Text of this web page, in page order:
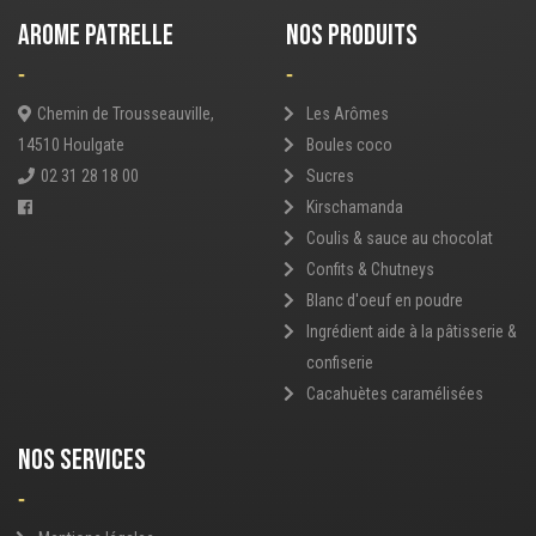
AROME PATRELLE
-
Chemin de Trousseauville,
14510 Houlgate
02 31 28 18 00
NOS PRODUITS
-
Les Arômes
Boules coco
Sucres
Kirschamanda
Coulis & sauce au chocolat
Confits & Chutneys
Blanc d'oeuf en poudre
Ingrédient aide à la pâtisserie &
confiserie
Cacahuètes caramélisées
NOS SERVICES
-